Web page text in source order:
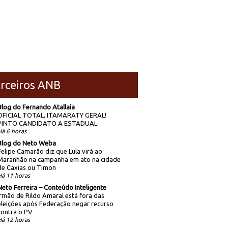
ANB
do Fernando Atallaia
TOTAL, ITAMARATY GERAL!
CANDIDATO A ESTADUAL
6 horas
do Neto Weba
Camarão diz que Lula virá ao
na campanha em ato na cidade
Caxias ou Timon
11 horas
Ferreira – Conteúdo Inteligente
de Rildo Amaral está fora das
após Federação negar recurso
o PV
12 horas